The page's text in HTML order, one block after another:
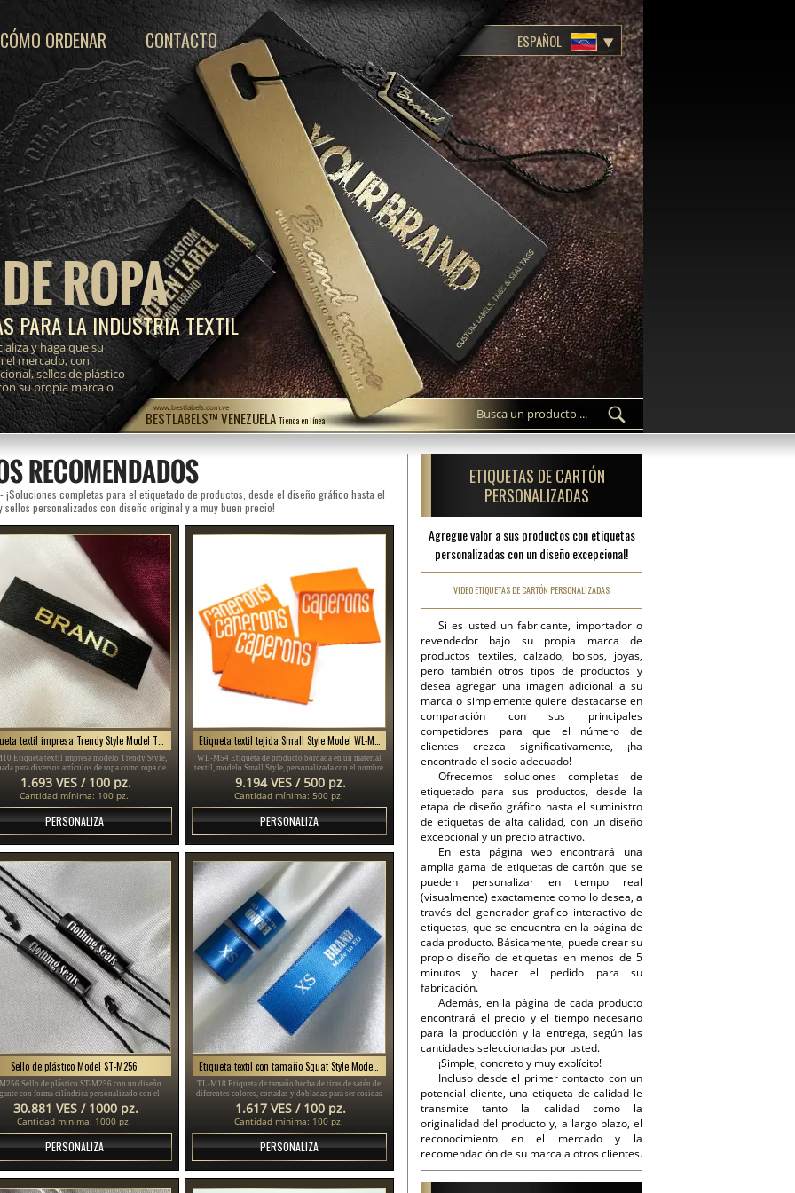
BESTLABELS™ VENEZUELA Tienda en línea
www.bestlabels.com.ve
ROPA
PARA LA INDUSTRIA TEXTIL
y haga que su
el mercado, con
sellos de plástico
su propia marca o
CÓMO ORDENAR CONTACTO ESPAÑOL
RECOMENDADOS
¡Soluciones completas para el etiquetado de productos, desde el diseño gráfico hasta el
sellos personalizados con diseño original y a muy buen precio!
Etiqueta textil impresa modelo Trendy Style,
para diversos artículos de ropa como ropa de
mujer, ropa de hombre, accesorios de ropa, etc.
1.693 VES / 100 pz.
Cantidad mínima: 100 pz.
PERSONALIZA
WL-M54 Etiqueta de producto bordada en un material
textil, modelo Small Style, personalizada con el nombre
de la marca o el emblema en distintos colores, adecuada
para cualquier articulo de vestir u otro producto textil.
9.194 VES / 500 pz.
Cantidad mínima: 500 pz.
PERSONALIZA
Sello de plástico Model ST-M256
Sello de plástico ST-M256 con un diseño
con forma cilíndrica personalizado con el
de la marca, adecuado para productos como ropa
mujeres y hombres, calzado, joyas, relojes, etc.
30.881 VES / 1000 pz.
Cantidad mínima: 1000 pz.
PERSONALIZA
Etiqueta textil con tamaño Squat Style Modelo TL-M18
TL-M18 Etiqueta de tamaño hecha de tiras de satén de
diferentes colores, cortadas y dobladas para ser cosidas
por un producto de ropa.
1.617 VES / 100 pz.
Cantidad mínima: 100 pz.
PERSONALIZA
ETIQUETAS DE CARTÓN
PERSONALIZADAS
Agregue valor a sus productos con etiquetas
personalizadas con un diseño excepcional!
VIDEO ETIQUETAS DE CARTÓN PERSONALIZADAS
Si es usted un fabricante, importador o
revendedor bajo su propia marca de
productos textiles, calzado, bolsos, joyas,
pero también otros tipos de productos y
desea agregar una imagen adicional a su
marca o simplemente quiere destacarse en
comparación con sus principales
competidores para que el número de
clientes crezca significativamente, ¡ha
encontrado el socio adecuado!
Ofrecemos soluciones completas de
etiquetado para sus productos, desde la
etapa de diseño gráfico hasta el suministro
de etiquetas de alta calidad, con un diseño
excepcional y un precio atractivo.
En esta página web encontrará una
amplia gama de etiquetas de cartón que se
pueden personalizar en tiempo real
(visualmente) exactamente como lo desea, a
través del generador grafico interactivo de
etiquetas, que se encuentra en la página de
cada producto. Básicamente, puede crear su
propio diseño de etiquetas en menos de 5
minutos y hacer el pedido para su
fabricación.
Además, en la página de cada producto
encontrará el precio y el tiempo necesario
para la producción y la entrega, según las
cantidades seleccionadas por usted.
¡Simple, concreto y muy explícito!
Incluso desde el primer contacto con un
potencial cliente, una etiqueta de calidad le
transmite tanto la calidad como la
originalidad del producto y, a largo plazo, el
reconocimiento en el mercado y la
recomendación de su marca a otros clientes.